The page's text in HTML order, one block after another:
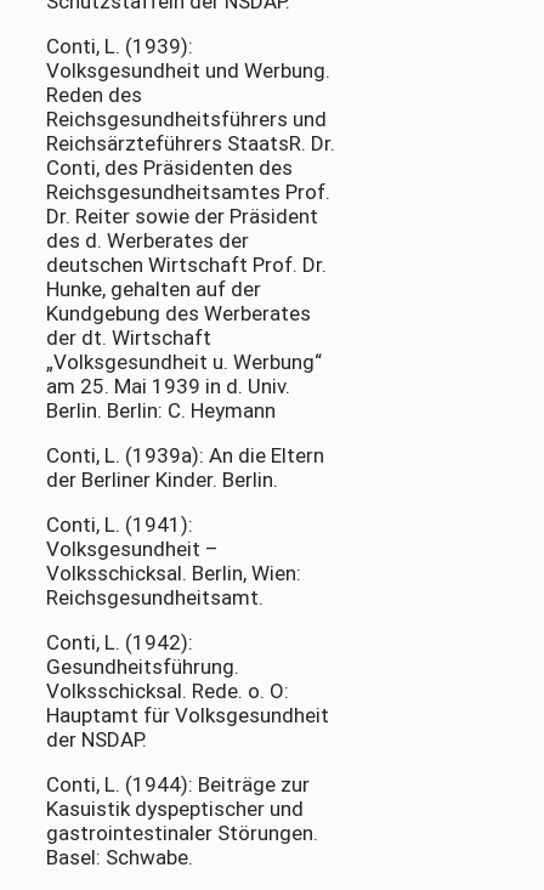
Conti, L. (1939):
Volksgesundheit und Werbung.
Reden des
Reichsgesundheitsführers und
Reichsärzteführers StaatsR. Dr.
Conti, des Präsidenten des
Reichsgesundheitsamtes Prof.
Dr. Reiter sowie der Präsident
des d. Werberates der
deutschen Wirtschaft Prof. Dr.
Hunke, gehalten auf der
Kundgebung des Werberates
der dt. Wirtschaft
„Volksgesundheit u. Werbung“
am 25. Mai 1939 in d. Univ.
Berlin. Berlin: C. Heymann
Conti, L. (1939a): An die Eltern
der Berliner Kinder. Berlin.
Conti, L. (1941):
Volksgesundheit –
Volksschicksal. Berlin, Wien:
Reichsgesundheitsamt.
Conti, L. (1942):
Gesundheitsführung.
Volksschicksal. Rede. o. O:
Hauptamt für Volksgesundheit
der NSDAP.
Conti, L. (1944): Beiträge zur
Kasuistik dyspeptischer und
gastrointestinaler Störungen.
Basel: Schwabe.